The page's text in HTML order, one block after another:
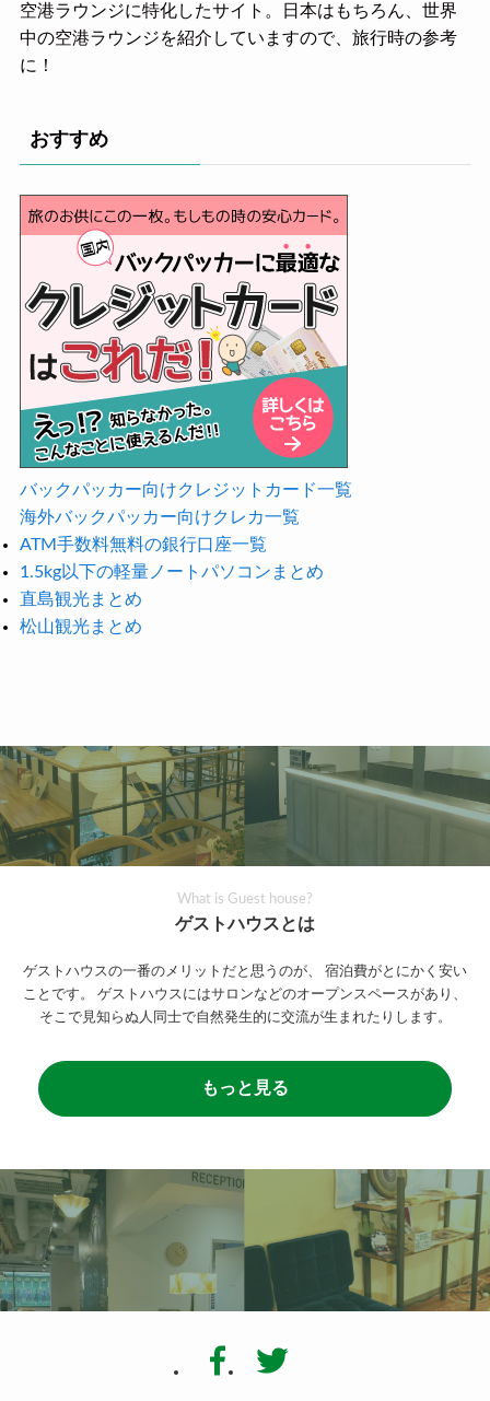
空港ラウンジに特化したサイト。日本はもちろん、世界
中の空港ラウンジを紹介していますので、旅行時の参考
に！
おすすめ
バックパッカー向けクレジットカード一覧
海外バックパッカー向けクレカ一覧
ATM手数料無料の銀行口座一覧
1.5kg以下の軽量ノートパソコンまとめ
直島観光まとめ
松山観光まとめ
What is Guest house?
ゲストハウスとは
ゲストハウスの一番のメリットだと思うのが、
宿泊費がとにかく安い
ことです。
ゲストハウスにはサロンなどのオープンスペースがあり、
そこで見知らぬ人同士で自然発生的に交流が生まれたりします。
もっと見る